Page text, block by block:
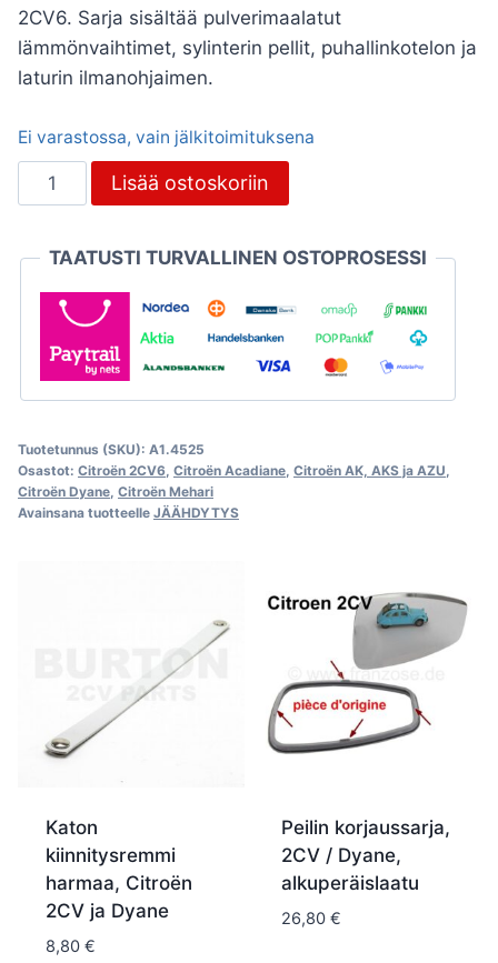
2CV6. Sarja sisältää pulverimaalatut
lämmönvaihtimet, sylinterin pellit, puhallinkotelon ja
laturin ilmanohjaimen.
Ei varastossa, vain jälkitoimituksena
Moottorin
puhallinpeltisarja
kunnostettu
määrä
Lisää ostoskoriin
TAATUSTI TURVALLINEN OSTOPROSESSI
Tuotetunnus (SKU): A1.4525
Osastot: Citroën 2CV6 Citroën Acadiane Citroën AK, AKS ja AZU
Citroën Dyane Citroën Mehari
Avainsana tuotteelle JÄÄHDYTYS
Katon
kiinnitysremmi
harmaa, Citroën
2CV ja Dyane
8,80 €
Peilin korjaussarja,
2CV / Dyane,
alkuperäislaatu
26,80 €